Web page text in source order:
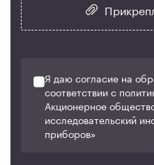
Я даю согласие на
соответствии с
Акционерное
исследовательский
приборов»